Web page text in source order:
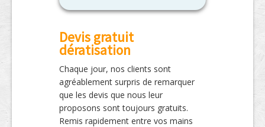
Devis gratuit
dératisation
Chaque jour, nos clients sont
agréablement surpris de remarquer
que les devis que nous leur
proposons sont toujours gratuits.
Remis rapidement entre vos mains